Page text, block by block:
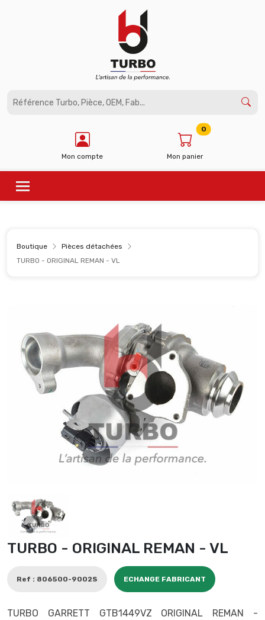
Mon compte Mon panier
0
Boutique
Pièces détachées
TURBO - ORIGINAL REMAN - VL
TURBO - ORIGINAL REMAN - VL
Ref : 806500-9002S ECHANGE FABRICANT
TURBO GARRETT GTB1449VZ ORIGINAL REMAN -
Panneau de gestion des cookies